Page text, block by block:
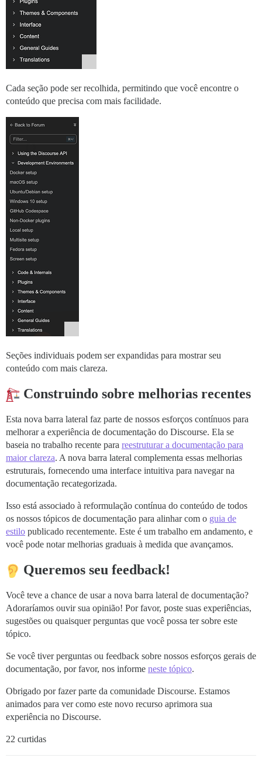
Cada seção pode ser recolhida, permitindo que você encontre o
conteúdo que precisa com mais facilidade.
Seções individuais podem ser expandidas para mostrar seu
conteúdo com mais clareza.
Construindo sobre melhorias recentes
Esta nova barra lateral faz parte de nossos esforços contínuos para
melhorar a experiência de documentação do Discourse. Ela se
baseia no trabalho recente para reestruturar a documentação para
maior clareza. A nova barra lateral complementa essas melhorias
estruturais, fornecendo uma interface intuitiva para navegar na
documentação recategorizada.
Isso está associado à reformulação contínua do conteúdo de todos
os nossos tópicos de documentação para alinhar com o guia de
estilo publicado recentemente. Este é um trabalho em andamento, e
você pode notar melhorias graduais à medida que avançamos.
Queremos seu feedback!
Você teve a chance de usar a nova barra lateral de documentação?
Adoraríamos ouvir sua opinião! Por favor, poste suas experiências,
sugestões ou quaisquer perguntas que você possa ter sobre este
tópico.
Se você tiver perguntas ou feedback sobre nossos esforços gerais de
documentação, por favor, nos informe neste tópico.
Obrigado por fazer parte da comunidade Discourse. Estamos
animados para ver como este novo recurso aprimora sua
experiência no Discourse.
22 curtidas